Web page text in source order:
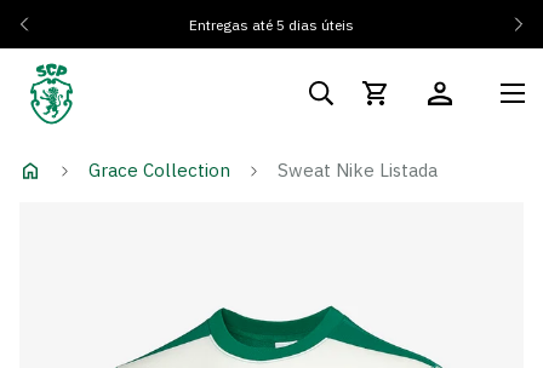
Entregas até 5 dias úteis
Grace Collection Sweat Nike Listada